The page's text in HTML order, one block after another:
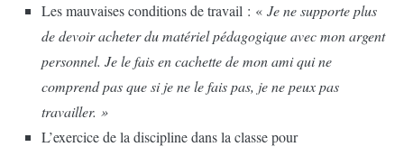
Les mauvaises conditions de travail : « Je ne supporte plus
de devoir acheter du matériel pédagogique avec mon argent
personnel. Je le fais en cachette de mon ami qui ne
comprend pas que si je ne le fais pas, je ne peux pas
travailler. »
L’exercice de la discipline dans la classe pour